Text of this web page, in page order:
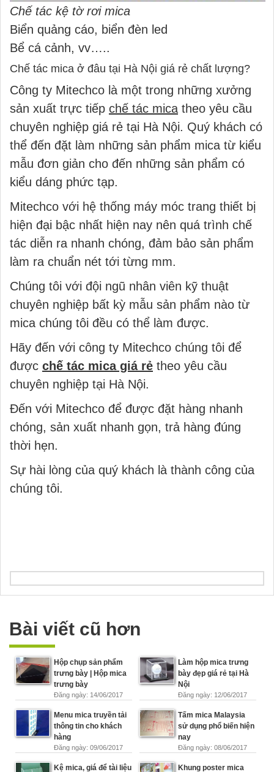
Chế tác kệ tờ rơi mica
Biển quảng cáo, biển đèn led
Bể cá cảnh, vv…..
Chế tác mica ở đâu tại Hà Nội giá rẻ chất lượng?
Công ty Mitechco là một trong những xưởng
sản xuất trực tiếp chế tác mica theo yêu cầu
chuyên nghiệp giá rẻ tại Hà Nội. Quý khách có
thể đến đặt làm những sản phẩm mica từ kiểu
mẫu đơn giản cho đến những sản phẩm có
kiểu dáng phức tạp.
Mitechco với hệ thống máy móc trang thiết bị
hiện đại bậc nhất hiện nay nên quá trình chế
tác diễn ra nhanh chóng, đảm bảo sản phẩm
làm ra chuẩn nét tới từng mm.
Chúng tôi với đội ngũ nhân viên kỹ thuật
chuyên nghiệp bất kỳ mẫu sản phẩm nào từ
mica chúng tôi đều có thể làm được.
Hãy đến với công ty Mitechco chúng tôi để
được chế tác mica giá rẻ theo yêu cầu
chuyên nghiệp tại Hà Nội.
Đến với Mitechco để được đặt hàng nhanh
chóng, sản xuất nhanh gọn, trả hàng đúng
thời hẹn.
Sự hài lòng của quý khách là thành công của
chúng tôi.
Bài viết cũ hơn
Hộp chụp sản phẩm
trưng bày | Hộp mica
trưng bày
Đăng ngày: 14/06/2017
Làm hộp mica trưng
bày đẹp giá rẻ tại Hà
Nội
Đăng ngày: 12/06/2017
Menu mica truyền tải
thông tin cho khách
hàng
Đăng ngày: 09/06/2017
Tấm mica Malaysia
sử dụng phổ biến hiện
nay
Đăng ngày: 08/06/2017
Kệ mica, giá để tài liệu
Khung poster mica